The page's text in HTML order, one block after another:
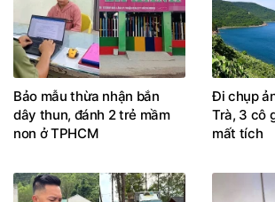
Bảo mẫu thừa nhận bắn
dây thun, đánh 2 trẻ mầm
non ở TPHCM
Đi chụp
Trà, 3 cô
mất tích